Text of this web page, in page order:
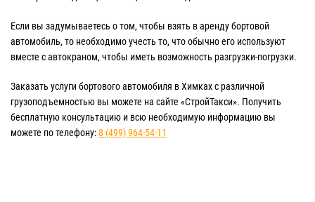
Если вы задумываетесь о том, чтобы взять в аренду бортовой
автомобиль, то необходимо учесть то, что обычно его используют
вместе с автокраном, чтобы иметь возможность разгрузки-погрузки.
Заказать услуги бортового автомобиля в Химках с различной
грузоподъемностью вы можете на сайте «СтройТакси». Получить
бесплатную консультацию и всю необходимую информацию вы
можете по телефону:8 (499) 964-54-11